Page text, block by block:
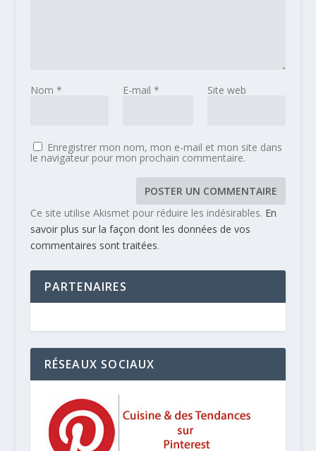
Nom * E-mail * Site web
Enregistrer mon nom, mon e-mail et mon site dans
le navigateur pour mon prochain commentaire.
Ce site utilise Akismet pour réduire les indésirables. En
savoir plus sur la façon dont les données de vos
commentaires sont traitées.
PARTENAIRES
RÉSEAUX SOCIAUX